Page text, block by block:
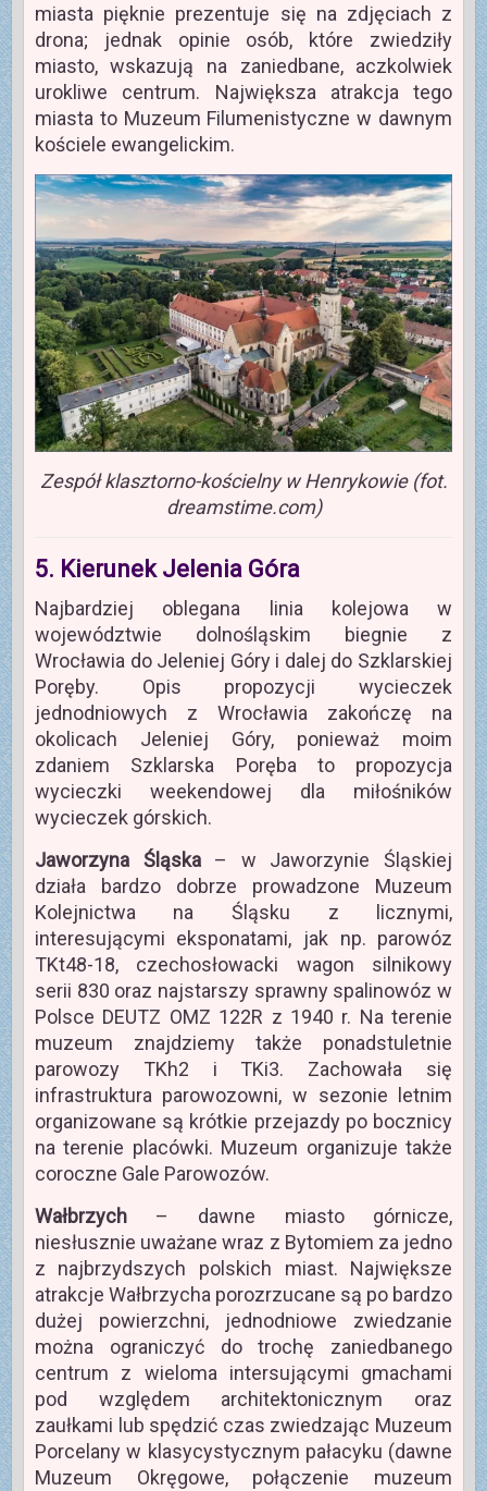
miasta pięknie prezentuje się na zdjęciach z
drona; jednak opinie osób, które zwiedziły
miasto, wskazują na zaniedbane, aczkolwiek
urokliwe centrum. Największa atrakcja tego
miasta to Muzeum Filumenistyczne w dawnym
kościele ewangelickim.
Zespół klasztorno-kościelny w Henrykowie (fot.
dreamstime.com)
5. Kierunek Jelenia Góra
Najbardziej oblegana linia kolejowa w
województwie dolnośląskim biegnie z
Wrocławia do Jeleniej Góry i dalej do Szklarskiej
Poręby. Opis propozycji wycieczek
jednodniowych z Wrocławia zakończę na
okolicach Jeleniej Góry, ponieważ moim
zdaniem Szklarska Poręba to propozycja
wycieczki weekendowej dla miłośników
wycieczek górskich.
Jaworzyna Śląska– w Jaworzynie Śląskiej
działa bardzo dobrze prowadzone Muzeum
Kolejnictwa na Śląsku z licznymi,
interesującymi eksponatami, jak np. parowóz
TKt48-18, czechosłowacki wagon silnikowy
serii 830 oraz najstarszy sprawny spalinowóz w
Polsce DEUTZ OMZ 122R z 1940 r. Na terenie
muzeum znajdziemy także ponadstuletnie
parowozy TKh2 i TKi3. Zachowała się
infrastruktura parowozowni, w sezonie letnim
organizowane są krótkie przejazdy po bocznicy
na terenie placówki. Muzeum organizuje także
coroczne Gale Parowozów.
Wałbrzych– dawne miasto górnicze,
niesłusznie uważane wraz z Bytomiem za jedno
z najbrzydszych polskich miast. Największe
atrakcje Wałbrzycha porozrzucane są po bardzo
dużej powierzchni, jednodniowe zwiedzanie
można ograniczyć do trochę zaniedbanego
centrum z wieloma intersującymi gmachami
pod względem architektonicznym oraz
zaułkami lub spędzić czas zwiedzając Muzeum
Porcelany w klasycystycznym pałacyku (dawne
Muzeum Okręgowe, połączenie muzeum